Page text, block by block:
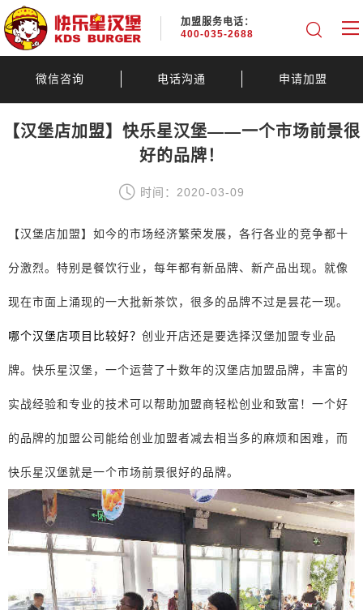
加盟服务电话：
400-035-2688
微信咨询 电话沟通 申请加盟
【汉堡店加盟】快乐星汉堡——一个市场前景很
好的品牌！
时间：2020-03-09
【汉堡店加盟】如今的市场经济繁荣发展，各行各业的竞争都十
分激烈。特别是餐饮行业，每年都有新品牌、新产品出现。就像
现在市面上涌现的一大批新茶饮，很多的品牌不过是昙花一现。
哪个汉堡店项目比较好？ 创业开店还是要选择汉堡加盟专业品
牌。快乐星汉堡，一个运营了十数年的汉堡店加盟品牌，丰富的
实战经验和专业的技术可以帮助加盟商轻松创业和致富！一个好
的品牌的加盟公司能给创业加盟者减去相当多的麻烦和困难，而
快乐星汉堡就是一个市场前景很好的品牌。